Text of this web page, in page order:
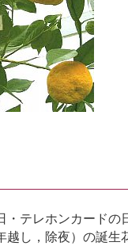
・テレホンカードの
越し，除夜）の誕生